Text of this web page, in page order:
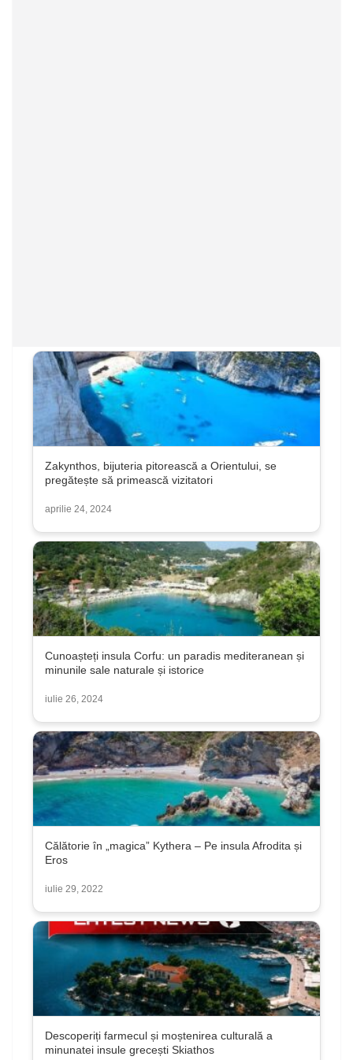
Zakynthos, bijuteria pitorească a Orientului, se
pregătește să primească vizitatori
aprilie 24, 2024
Cunoașteți insula Corfu: un paradis mediteranean și
minunile sale naturale și istorice
iulie 26, 2024
Călătorie în „magica” Kythera – Pe insula Afrodita și
Eros
iulie 29, 2022
Descoperiți farmecul și moștenirea culturală a
minunatei insule grecești Skiathos